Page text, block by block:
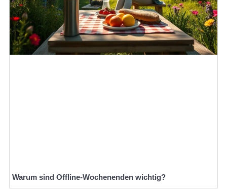
Warum sind Offline-Wochenenden wichtig?